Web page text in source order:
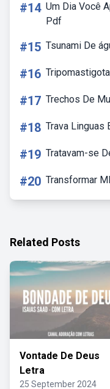
#14 Um Dia Você
Pdf
#15 Tsunami De
#16
#17 Trechos De
#18 Trava Linguas
#19 Tratavam-se
#20 Transformar
Related Posts
Vontade De Deus
Letra
25 September 2024